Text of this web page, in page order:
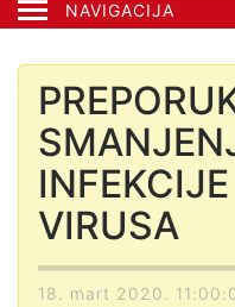
NAVIGACIJA
VIRUSA
18. mart 2020.